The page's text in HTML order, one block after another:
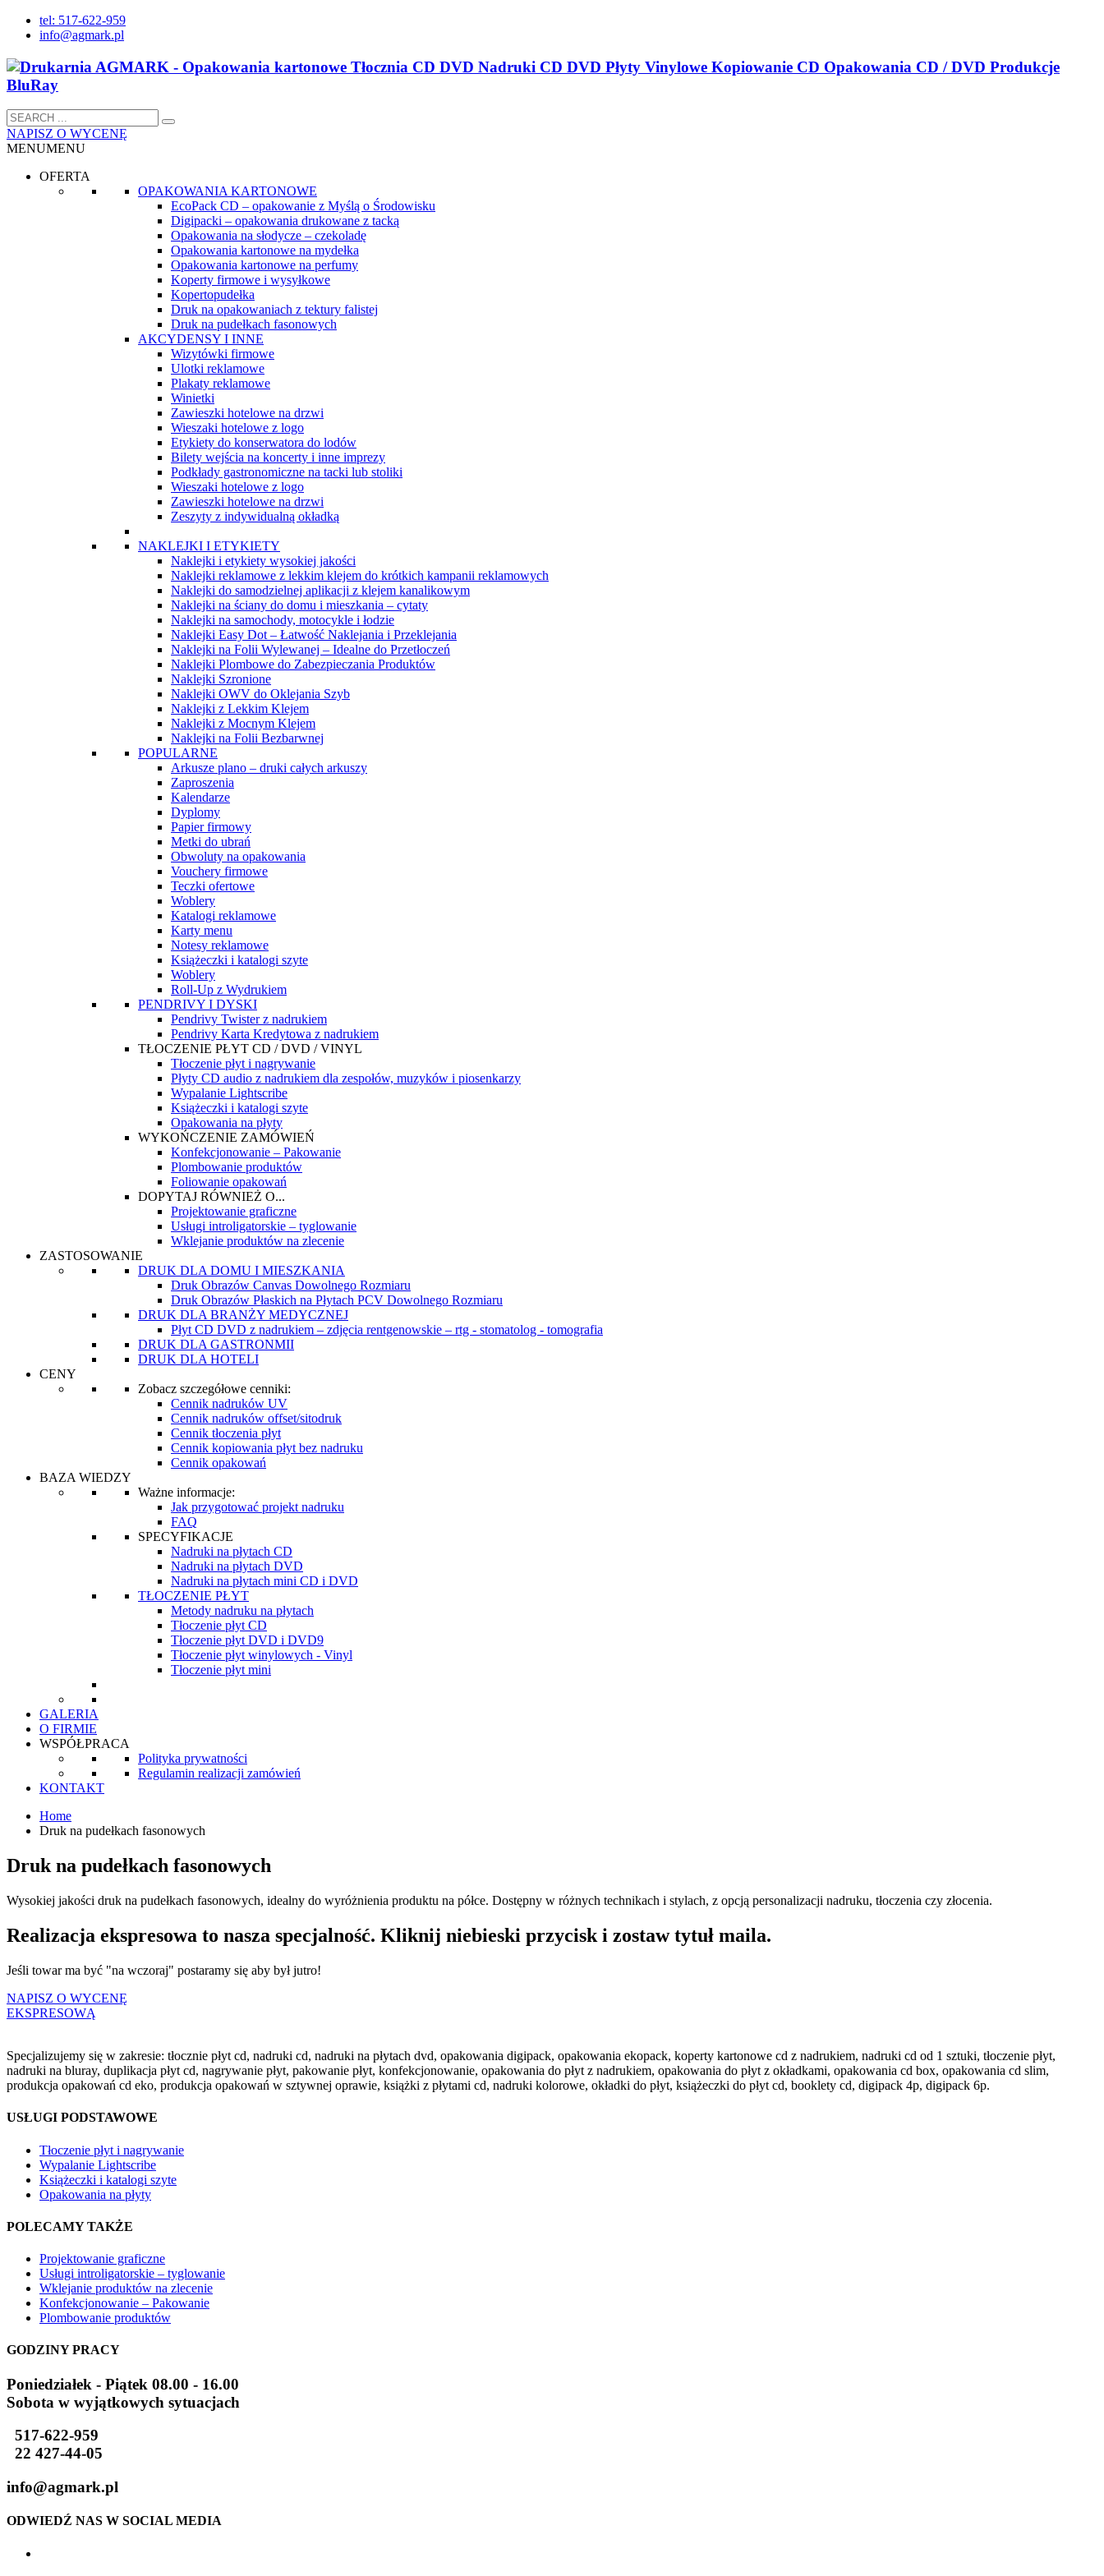
tel: 517-622-959
info@agmark.pl
NAPISZ O WYCENĘ
MENUMENU
OFERTA
OPAKOWANIA KARTONOWE
EcoPack CD – opakowanie z Myślą o Środowisku
Digipacki – opakowania drukowane z tacką
Opakowania na słodycze – czekoladę
Opakowania kartonowe na mydełka
Opakowania kartonowe na perfumy
Koperty firmowe i wysyłkowe
Kopertopudełka
Druk na opakowaniach z tektury falistej
Druk na pudełkach fasonowych
AKCYDENSY I INNE
Wizytówki firmowe
Ulotki reklamowe
Plakaty reklamowe
Winietki
Zawieszki hotelowe na drzwi
Wieszaki hotelowe z logo
Etykiety do konserwatora do lodów
Bilety wejścia na koncerty i inne imprezy
Podkłady gastronomiczne na tacki lub stoliki
Wieszaki hotelowe z logo
Zawieszki hotelowe na drzwi
Zeszyty z indywidualną okładką
NAKLEJKI I ETYKIETY
Naklejki i etykiety wysokiej jakości
Naklejki reklamowe z lekkim klejem do krótkich kampanii reklamowych
Naklejki do samodzielnej aplikacji z klejem kanalikowym
Naklejki na ściany do domu i mieszkania – cytaty
Naklejki na samochody, motocykle i łodzie
Naklejki Easy Dot – Łatwość Naklejania i Przeklejania
Naklejki na Folii Wylewanej – Idealne do Przetłoczeń
Naklejki Plombowe do Zabezpieczania Produktów
Naklejki Szronione
Naklejki OWV do Oklejania Szyb
Naklejki z Lekkim Klejem
Naklejki z Mocnym Klejem
Naklejki na Folii Bezbarwnej
POPULARNE
Arkusze plano – druki całych arkuszy
Zaproszenia
Kalendarze
Dyplomy
Papier firmowy
Metki do ubrań
Obwoluty na opakowania
Vouchery firmowe
Teczki ofertowe
Woblery
Katalogi reklamowe
Karty menu
Notesy reklamowe
Książeczki i katalogi szyte
Woblery
Roll-Up z Wydrukiem
PENDRIVY I DYSKI
Pendrivy Twister z nadrukiem
Pendrivy Karta Kredytowa z nadrukiem
TŁOCZENIE PŁYT CD / DVD / VINYL
Tłoczenie płyt i nagrywanie
Płyty CD audio z nadrukiem dla zespołów, muzyków i piosenkarzy
Wypalanie Lightscribe
Książeczki i katalogi szyte
Opakowania na płyty
WYKOŃCZENIE ZAMÓWIEŃ
Konfekcjonowanie – Pakowanie
Plombowanie produktów
Foliowanie opakowań
DOPYTAJ RÓWNIEŻ O...
Projektowanie graficzne
Usługi introligatorskie – tyglowanie
Wklejanie produktów na zlecenie
ZASTOSOWANIE
DRUK DLA DOMU I MIESZKANIA
Druk Obrazów Canvas Dowolnego Rozmiaru
Druk Obrazów Płaskich na Płytach PCV Dowolnego Rozmiaru
DRUK DLA BRANŻY MEDYCZNEJ
Płyt CD DVD z nadrukiem – zdjęcia rentgenowskie – rtg - stomatolog - tomografia
DRUK DLA GASTRONMII
DRUK DLA HOTELI
CENY
Zobacz szczegółowe cenniki:
Cennik nadruków UV
Cennik nadruków offset/sitodruk
Cennik tłoczenia płyt
Cennik kopiowania płyt bez nadruku
Cennik opakowań
BAZA WIEDZY
Ważne informacje:
Jak przygotować projekt nadruku
FAQ
SPECYFIKACJE
Nadruki na płytach CD
Nadruki na płytach DVD
Nadruki na płytach mini CD i DVD
TŁOCZENIE PŁYT
Metody nadruku na płytach
Tłoczenie płyt CD
Tłoczenie płyt DVD i DVD9
Tłoczenie płyt winylowych - Vinyl
Tłoczenie płyt mini
GALERIA
O FIRMIE
WSPÓŁPRACA
Polityka prywatności
Regulamin realizacji zamówień
KONTAKT
Home
Druk na pudełkach fasonowych
Druk na pudełkach fasonowych
Wysokiej jakości druk na pudełkach fasonowych, idealny do wyróżnienia produktu na półce. Dostępny w różnych technikach i stylach, z opcją personalizacji nadruku, tłoczenia czy złocenia.
Realizacja ekspresowa to nasza specjalność. Kliknij niebieski przycisk i zostaw tytuł maila.
Jeśli towar ma być "na wczoraj" postaramy się aby był jutro!
NAPISZ O WYCENĘ
EKSPRESOWĄ
Specjalizujemy się w zakresie: tłocznie płyt cd, nadruki cd, nadruki na płytach dvd, opakowania digipack, opakowania ekopack, koperty kartonowe cd z nadrukiem, nadruki cd od 1 sztuki, tłoczenie płyt,
nadruki na bluray, duplikacja płyt cd, nagrywanie płyt, pakowanie płyt, konfekcjonowanie, opakowania do płyt z nadrukiem, opakowania do płyt z okładkami, opakowania cd box, opakowania cd slim,
produkcja opakowań cd eko, produkcja opakowań w sztywnej oprawie, książki z płytami cd, nadruki kolorowe, okładki do płyt, książeczki do płyt cd, booklety cd, digipack 4p, digipack 6p.
USŁUGI PODSTAWOWE
Tłoczenie płyt i nagrywanie
Wypalanie Lightscribe
Książeczki i katalogi szyte
Opakowania na płyty
POLECAMY TAKŻE
Projektowanie graficzne
Usługi introligatorskie – tyglowanie
Wklejanie produktów na zlecenie
Konfekcjonowanie – Pakowanie
Plombowanie produktów
GODZINY PRACY
Poniedziałek - Piątek 08.00 - 16.00
Sobota w wyjątkowych sytuacjach
517-622-959
22 427-44-05
info@agmark.pl
ODWIEDŹ NAS W SOCIAL MEDIA